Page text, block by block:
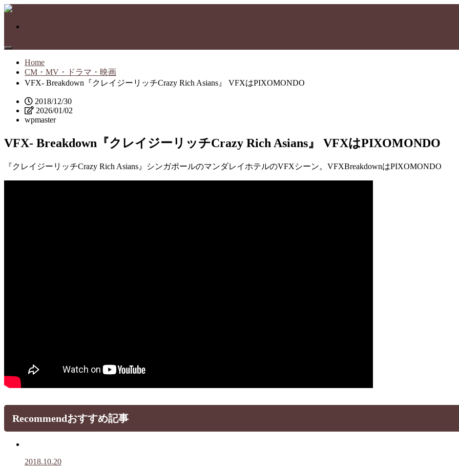
Home
CM・MV・ドラマ・映画
VFX- Breakdown『クレイジーリッチCrazy Rich Asians』 VFXはPIXOMONDO
2018/12/30
2026/01/02
wpmaster
VFX- Breakdown『クレイジーリッチCrazy Rich Asians』 VFXはPIXOMONDO
『クレイジーリッチCrazy Rich Asians』シンガポールのマンダレイホテルのVFXシーン。VFXBreakdownはPIXOMONDO
Recommendおすすめ記事
2018.10.20